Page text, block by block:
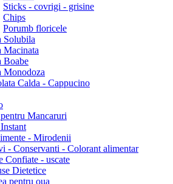
Sticks - covrigi - grisine
Chips
Porumb floricele
Solubila
Macinata
Boabe
Monodoza
Calda - Cappucino
Mancaruri
- Mirodenii
- Conservanti - Colorant alimentar
Confiate - uscate
Dietetice
pentru oua